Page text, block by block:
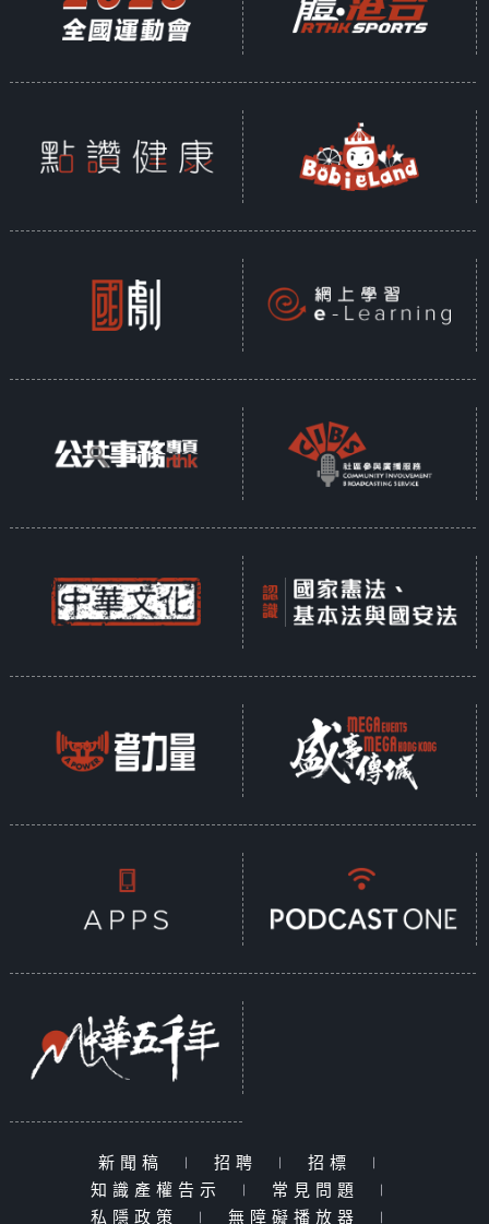
新聞稿 | 招聘 | 招標
|
知識產權告示
| 常見問題
|
私隱政策
| 無障礙播放器 |